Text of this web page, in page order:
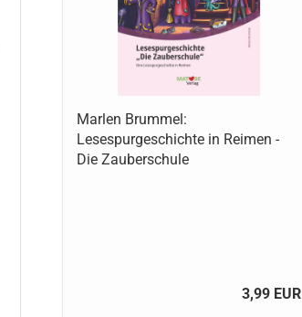
Marlen Brummel:
Lesespurgeschichte in Reimen -
Die Zauberschule
3,99 EUR